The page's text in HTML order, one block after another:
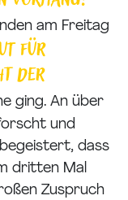
am Freitag
für
der
ging. An über
und
dass
dritten Mal
Zuspruch